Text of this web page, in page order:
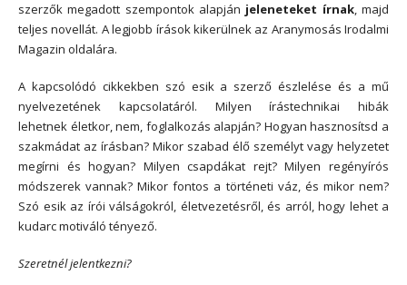
szerzők megadott szempontok alapján jeleneteket írnak, majd
teljes novellát. A legjobb írások kikerülnek az Aranymosás Irodalmi
Magazin oldalára.
A kapcsolódó cikkekben szó esik a szerző észlelése és a mű
nyelvezetének kapcsolatáról. Milyen írástechnikai hibák
lehetnek életkor, nem, foglalkozás alapján? Hogyan hasznosítsd a
szakmádat az írásban? Mikor szabad élő személyt vagy helyzetet
megírni és hogyan? Milyen csapdákat rejt? Milyen regényírós
módszerek vannak? Mikor fontos a történeti váz, és mikor nem?
Szó esik az írói válságokról, életvezetésről, és arról, hogy lehet a
kudarc motiváló tényező.
Szeretnél jelentkezni?